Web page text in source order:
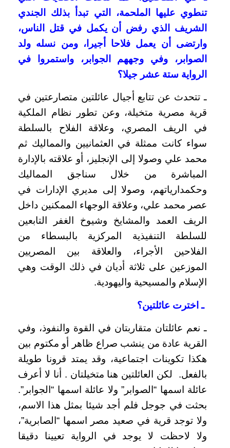
تنطوي عليها الملحمة، التي تبدأ بذلك الجندي
الشريف الذي رفض أن يكمل في قتل الناس،
وارتضى أن يعمل فلاحا أجيرا، ومن نسله ولد
الصوابر، وفي وجههم الجوابر، واستمروا في
الرواية ستة عشر جيلا؟
ـ تتحدث عن تتابع أجيال عائلتين متصارعتين في
قرية مصرية متخيلة، وعن تطور نظام الملكية
في الريف المصري، وعلاقة الفلاح بالسلطة
سواء كانت ممثلة في العثمانيين والمماليك ثم
محمد علي وصولا إلى الإنجليز، أو علاقته بالإدارة
المباشرة من خلال سناجق المماليك
وحكمدارياتهم، وصولا إلى مديري الإدارات في
عصر محمد علي، وعلاقة الوجهاء الممكنين داخل
الريف العمد والمشايخ وشيوخ الغفر التابعين
للسلطة التنفيذية المركزية بالبسطاء من
الفلاحين الأجراء، والعلاقة بين المصريين
الموزعين على ثلاثة أديان في ذلك الوقت وهي
الإسلام والمسيحية واليهودية.
ـ اخترت عائلتين؟
ـ نعم عائلتان متقاربتان في القوة والنفوذ، وفي
القرية عادة من ينشب صراع ظاهر أو مكتوم بين
هكذا تكوينات اجتماعية، وقد يمتد قرونا طويلة
بالفعل. لكن العائلتين هنا متخيلتان . أنا لا أعرف
عائلة اسمها “الصوابر” ولا عائلة اسمها “الجوابر”.
بحثت في جوجل فلم أجد شيئا بمثل هذا الاسم،
ولا توجد قرية في صعيد مصر اسمها “الصابرية”،
ولا لاحظت لا يوجد في الرواية تعيينا دقيقا